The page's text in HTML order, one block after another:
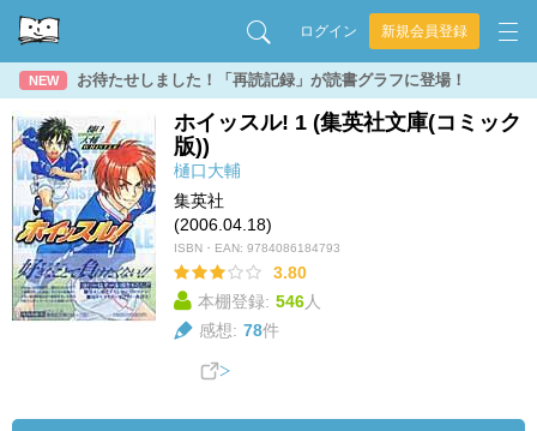
ログイン 新規会員登録
NEW お待たせしました！「再読記録」が読書グラフに登場！
ホイッスル! 1 (集英社文庫(コミック
版))
樋口大輔
集英社
(2006.04.18)
ISBN・EAN: 9784086184793
3.80
本棚登録: 546人
感想: 78件